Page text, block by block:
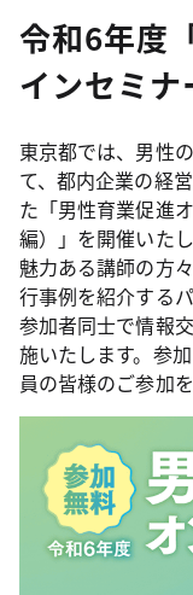
令和6年度
インセミナ
東京都では、男性
て、都内企業の経
た「男性育業促進
編）」を開催いたし
魅力ある講師の方
行事例を紹介する
参加者同士で情報
施いたします。参
員の皆様のご参加